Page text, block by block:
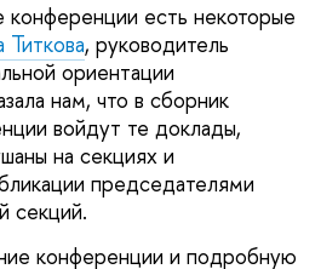
конференции есть некоторые
, руководитель
ориентации
нам, что в сборник
войдут те доклады,
на секциях и
председателями
секций.
конференции и подробную